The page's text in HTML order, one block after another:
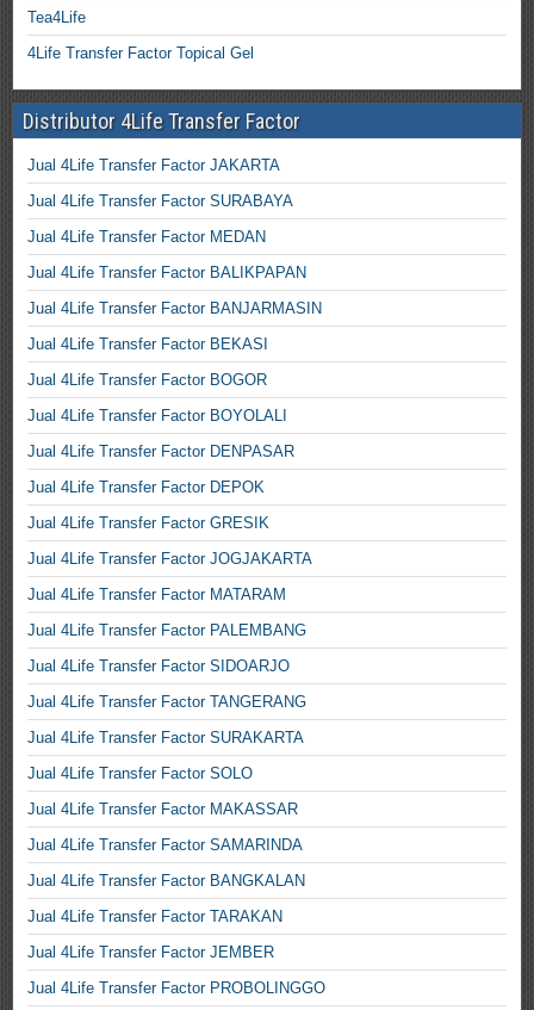
Tea4Life
4Life Transfer Factor Topical Gel
Distributor 4Life Transfer Factor
Jual 4Life Transfer Factor JAKARTA
Jual 4Life Transfer Factor SURABAYA
Jual 4Life Transfer Factor MEDAN
Jual 4Life Transfer Factor BALIKPAPAN
Jual 4Life Transfer Factor BANJARMASIN
Jual 4Life Transfer Factor BEKASI
Jual 4Life Transfer Factor BOGOR
Jual 4Life Transfer Factor BOYOLALI
Jual 4Life Transfer Factor DENPASAR
Jual 4Life Transfer Factor DEPOK
Jual 4Life Transfer Factor GRESIK
Jual 4Life Transfer Factor JOGJAKARTA
Jual 4Life Transfer Factor MATARAM
Jual 4Life Transfer Factor PALEMBANG
Jual 4Life Transfer Factor SIDOARJO
Jual 4Life Transfer Factor TANGERANG
Jual 4Life Transfer Factor SURAKARTA
Jual 4Life Transfer Factor SOLO
Jual 4Life Transfer Factor MAKASSAR
Jual 4Life Transfer Factor SAMARINDA
Jual 4Life Transfer Factor BANGKALAN
Jual 4Life Transfer Factor TARAKAN
Jual 4Life Transfer Factor JEMBER
Jual 4Life Transfer Factor PROBOLINGGO